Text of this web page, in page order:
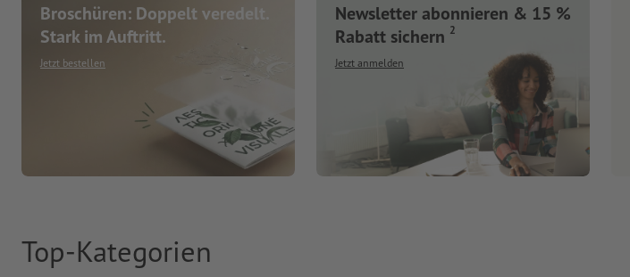
Broschüren: Doppelt veredelt.
Stark im Auftritt.
Jetzt bestellen
Newsletter abonnieren & 15 %
Rabatt sichern 2
Jetzt anmelden
Top-Kategorien